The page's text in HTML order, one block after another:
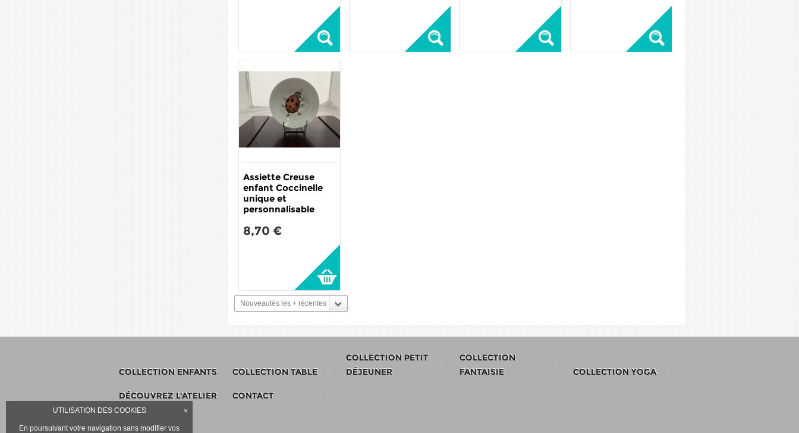
UTILISATION DES COOKIES ×
En poursuivant votre navigation sans modifier vos
Assiette Creuse
enfant Coccinelle
unique et
personnalisable
8,70 €
Nouveautés les + récentes
COLLECTION ENFANTS COLLECTION TABLE
COLLECTION PETIT
DÉJEUNER
COLLECTION
FANTAISIE
COLLECTION YOGA
DÉCOUVREZ L'ATELIER CONTACT